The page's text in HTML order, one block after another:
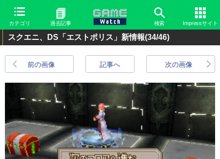
カテゴリ 過去記事 検索 Impressサイト
スクエニ、DS「エストポリス」新情報(34/46)
前の画像 次の画像
記事へ